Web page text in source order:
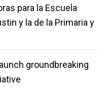
para la Escuela
y la de la Primaria y
groundbreaking